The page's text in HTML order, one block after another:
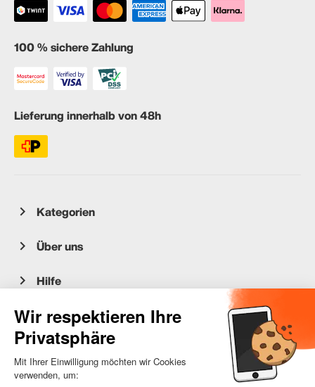
100 % sichere Zahlung
Lieferung innerhalb von 48h
Kategorien
Über uns
Hilfe
Kundenservice
occasion.migros.mobile@recommerce.com
Montag-Freitag 08:00-17:00